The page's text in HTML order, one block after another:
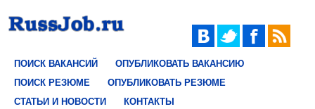
ПОИСК ВАКАНСИЙ
ОПУБЛИКОВАТЬ ВАКАНСИЮ
ПОИСК РЕЗЮМЕ
ОПУБЛИКОВАТЬ РЕЗЮМЕ
СТАТЬИ И НОВОСТИ
КОНТАКТЫ